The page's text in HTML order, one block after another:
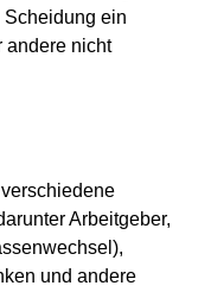
ein
andere nicht
Arbeitgeber,
und andere